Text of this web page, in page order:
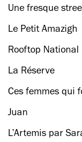
Centquatre pour
Une fresque
apparaître dans
Le Petit Amazigh
Rooftop National
La Réserve
Ces femmes qui
Juan
L’Artemis par